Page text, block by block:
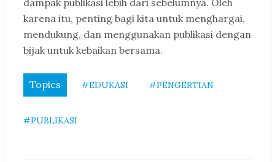
karena itu, penting bagi kita untuk menghargai,
mendukung, dan menggunakan publikasi dengan
bijak untuk kebaikan bersama.
Topics #EDUKASI #PENGERTIAN
#PUBLIKASI